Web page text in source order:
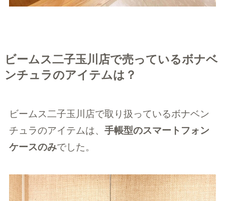
ビームス二子玉川店で売っているボナベ
ンチュラのアイテムは？
ビームス二子玉川店で取り扱っているボナベン
チュラのアイテムは、 手帳型のスマートフォン
ケースのみでした。